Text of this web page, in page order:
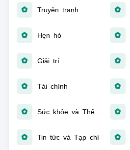
Truyện tranh
Hẹn hò
Giải trí
Tài chính
Tin tức và Tạp chí